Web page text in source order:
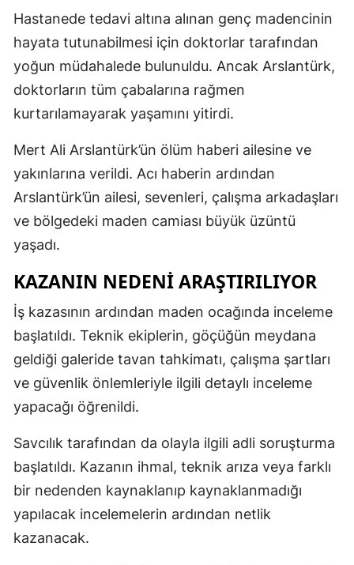
Hastanede tedavi altına alınan genç madencinin
hayata tutunabilmesi için doktorlar tarafından
yoğun müdahalede bulunuldu. Ancak Arslantürk,
doktorların tüm çabalarına rağmen
kurtarılamayarak yaşamını yitirdi.
Mert Ali Arslantürk’ün ölüm haberi ailesine ve
yakınlarına verildi. Acı haberin ardından
Arslantürk’ün ailesi, sevenleri, çalışma arkadaşları
ve bölgedeki maden camiası büyük üzüntü
yaşadı.
KAZANIN NEDENİ ARAŞTIRILIYOR
İş kazasının ardından maden ocağında inceleme
başlatıldı. Teknik ekiplerin, göçüğün meydana
geldiği galeride tavan tahkimatı, çalışma şartları
ve güvenlik önlemleriyle ilgili detaylı inceleme
yapacağı öğrenildi.
Savcılık tarafından da olayla ilgili adli soruşturma
başlatıldı. Kazanın ihmal, teknik arıza veya farklı
bir nedenden kaynaklanıp kaynaklanmadığı
yapılacak incelemelerin ardından netlik
kazanacak.